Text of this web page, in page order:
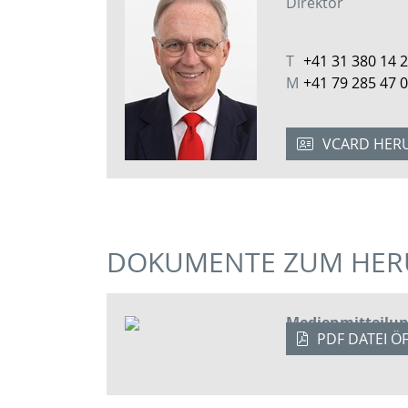
T +41 31 380 14
M +41 79 285 47
VCARD
DOKUMENTE ZUM
unverzichtbar
PDF DATEI